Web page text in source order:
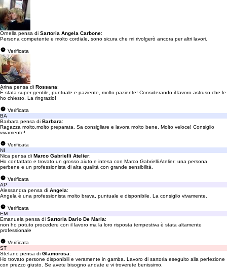
Ornella pensa di Sartoria Angela Carbone:
Persona competente e molto cordiale, sono sicura che mi rivolgerò ancora per altri lavori.
Verificata
Arina pensa di Rossana:
È stata super gentile, puntuale e paziente, molto paziente! Considerando il lavoro astruso che le
ho chiesto. La ringrazio!
Verificata
BA
Barbara pensa di Barbara:
Ragazza molto,molto preparata. Sa consigliare e lavora molto bene. Molto veloce! Consiglio
vivamente!
Verificata
NI
Nica pensa di Marco Gabrielli Atelier:
Ho contattato e trovato un grosso aiuto e intesa con Marco Gabrielli Atelier: una persona
perbene e un professionista di alta qualità con grande sensibilità.
Verificata
AP
Alessandra pensa di Angela:
Angela è una professionista molto brava, puntuale e disponibile. La consiglio vivamente.
Verificata
EM
Emanuela pensa di Sartoria Dario De Maria:
non ho potuto procedere con il lavoro ma la loro risposta tempestiva è stata altamente
professionale
Verificata
ST
Stefano pensa di Glamorosa:
Ho trovato persone disponibili e veramente in gamba. Lavoro di sartoria eseguito alla perfezione
con prezzo giusto. Se avete bisogno andate e vi troverete benissimo.